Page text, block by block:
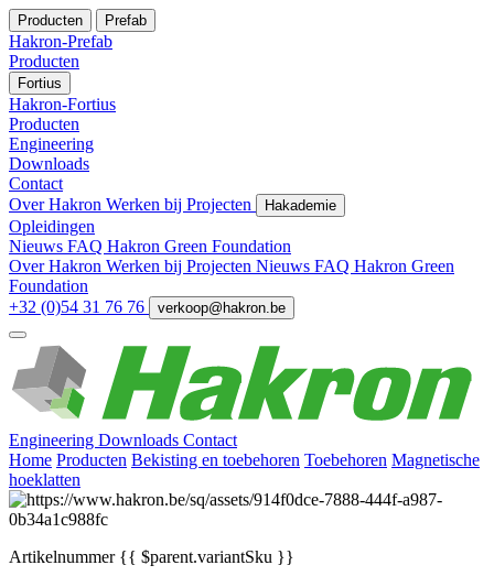
Producten Prefab
Hakron-Prefab
Producten
Fortius
Hakron-Fortius
Producten
Engineering
Downloads
Contact
Over Hakron Werken bij Projecten Hakademie
Opleidingen
Nieuws FAQ Hakron Green Foundation
Over Hakron Werken bij Projecten Nieuws FAQ Hakron Green
Foundation
+32 (0)54 31 76 76
verkoop@hakron.be
Engineering Downloads Contact
Home Producten Bekisting en toebehoren Toebehoren Magnetische
hoeklatten
Artikelnummer{{ $parent.variantSku }}